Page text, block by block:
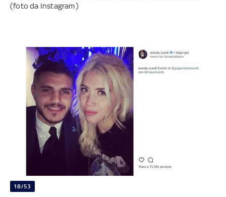
(foto da Instagram)
18/53